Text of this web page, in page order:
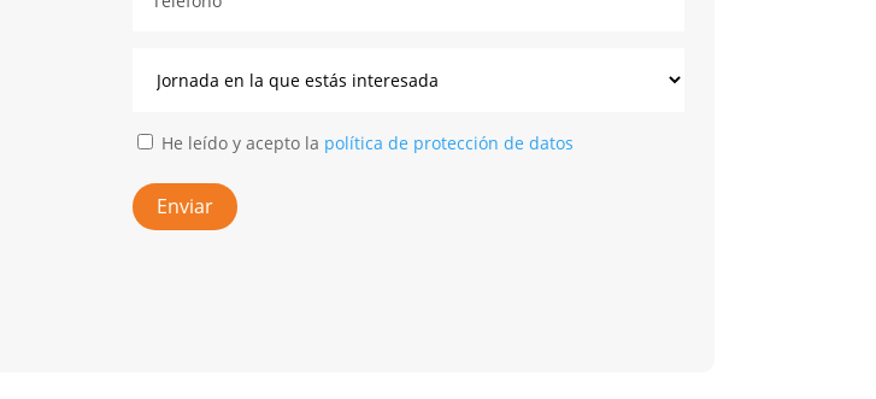
He leído y acepto la política de protección de datos